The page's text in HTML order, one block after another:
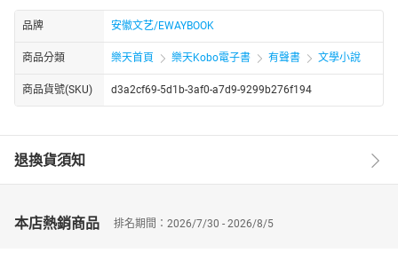
品牌 安徽文艺/EWAYBOOK
商品分類 樂天首頁 樂天Kobo電子書 有聲書 文學小說
商品貨號(SKU) d3a2cf69-5d1b-3af0-a7d9-9299b276f194
退換貨須知
本店熱銷商品 排名期間：2026/7/30 - 2026/8/5